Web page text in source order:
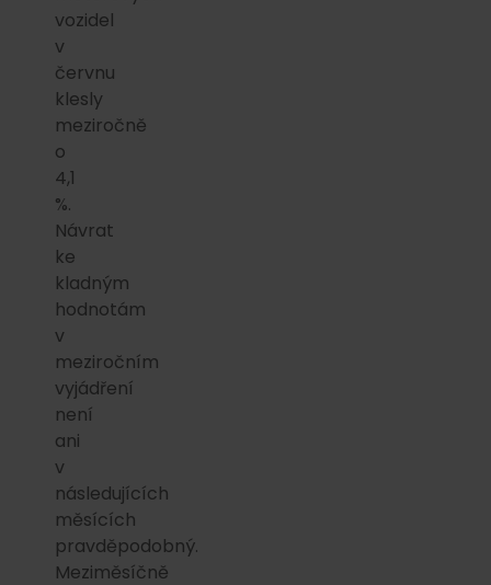
vozidel
v
červnu
klesly
meziročně
o
4,1
%.
Návrat
ke
kladným
hodnotám
v
meziročním
vyjádření
není
ani
v
následujících
měsících
pravděpodobný.
Meziměsíčně